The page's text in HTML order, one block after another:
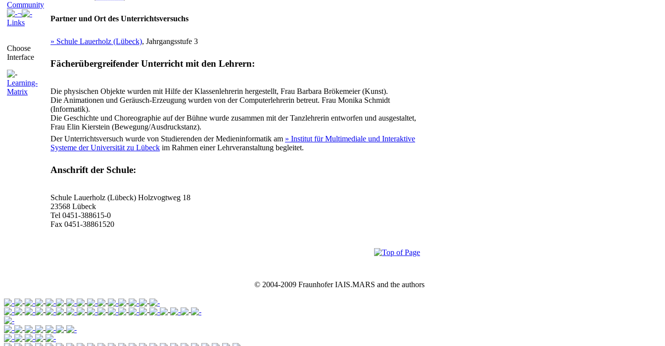
Community
¬
Links
Choose
Interface
Learning-
Matrix
Partner und Ort des Unterrichtsversuchs
» Schule Lauerholz (Lübeck), Jahrgangsstufe 3
Fächerübergreifender Unterricht mit den Lehrern:
Die physischen Objekte wurden mit Hilfe der Klassenlehrerin hergestellt, Frau Barbara Brökemeier (Kunst).
Die Animationen und Geräusch-Erzeugung wurden von der Computerlehrerin betreut. Frau Monika Schmidt
(Informatik).
Die Geschichte und Choreographie auf der Bühne wurde zusammen mit der Tanzlehrerin entworfen und ausgestaltet,
Frau Elin Kierstein (Bewegung/Ausdruckstanz).
Der Unterrichtsversuch wurde von Studierenden der Medieninformatik am » Institut für Multimediale und Interaktive
Systeme der Universität zu Lübeck im Rahmen einer Lehrveranstaltung begleitet.
Anschrift der Schule:
Schule Lauerholz (Lübeck) Holzvogtweg 18
23568 Lübeck
Tel 0451-388615-0
Fax 0451-38861520
© 2004-2009 Fraunhofer IAIS.MARS and the authors